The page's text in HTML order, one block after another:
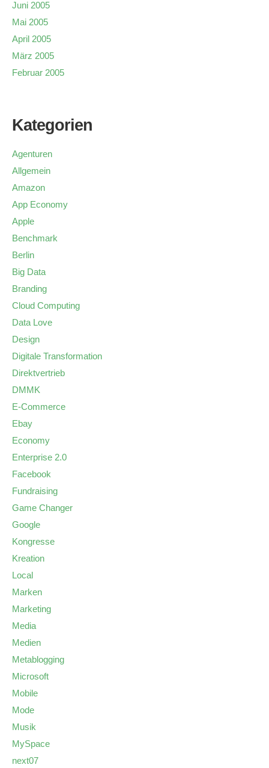
Juni 2005
Mai 2005
April 2005
März 2005
Februar 2005
Kategorien
Agenturen
Allgemein
Amazon
App Economy
Apple
Benchmark
Berlin
Big Data
Branding
Cloud Computing
Data Love
Design
Digitale Transformation
Direktvertrieb
DMMK
E-Commerce
Ebay
Economy
Enterprise 2.0
Facebook
Fundraising
Game Changer
Google
Kongresse
Kreation
Local
Marken
Marketing
Media
Medien
Metablogging
Microsoft
Mobile
Mode
Musik
MySpace
next07